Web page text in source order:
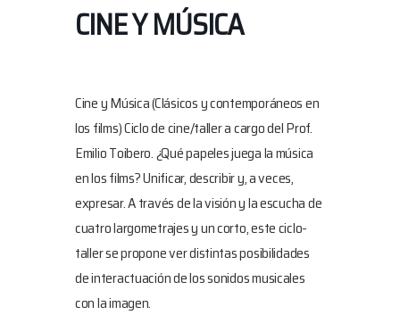
CINE Y MÚSICA
Cine y Música (Clásicos y contemporáneos en
los films) Ciclo de cine/taller a cargo del Prof.
Emilio Toibero. ¿Qué papeles juega la música
en los films? Unificar, describir y, a veces,
expresar. A través de la visión y la escucha de
cuatro largometrajes y un corto, este ciclo-
taller se propone ver distintas posibilidades
de interactuación de los sonidos musicales
con la imagen.